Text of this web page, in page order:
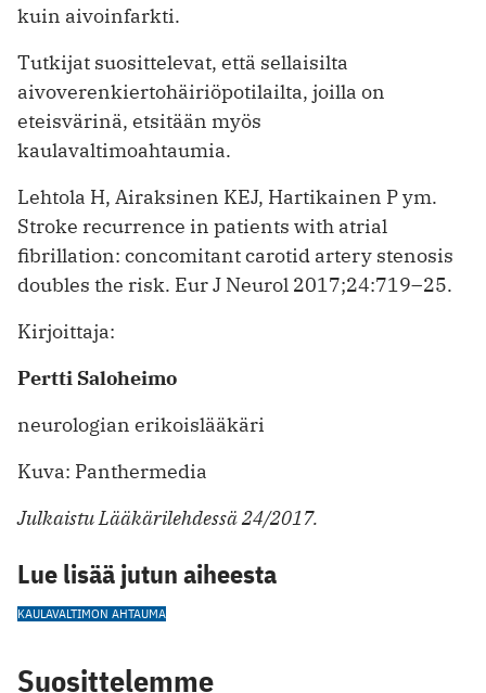
kuin aivoinfarkti.
Tutkijat suosittelevat, että sellaisilta
aivoverenkiertohäiriöpotilailta, joilla on
eteisvärinä, etsitään myös
kaulavaltimoahtaumia.
Lehtola H, Airaksinen KEJ, Hartikainen P ym.
Stroke recurrence in patients with atrial
fibrillation: concomitant carotid artery stenosis
doubles the risk. Eur J Neurol 2017;24:719–25.
Kirjoittaja:
Pertti Saloheimo
neurologian erikoislääkäri
Kuva: Panthermedia
Julkaistu Lääkärilehdessä 24/2017.
Lue lisää jutun aiheesta
KAULAVALTIMON AHTAUMA
Suosittelemme